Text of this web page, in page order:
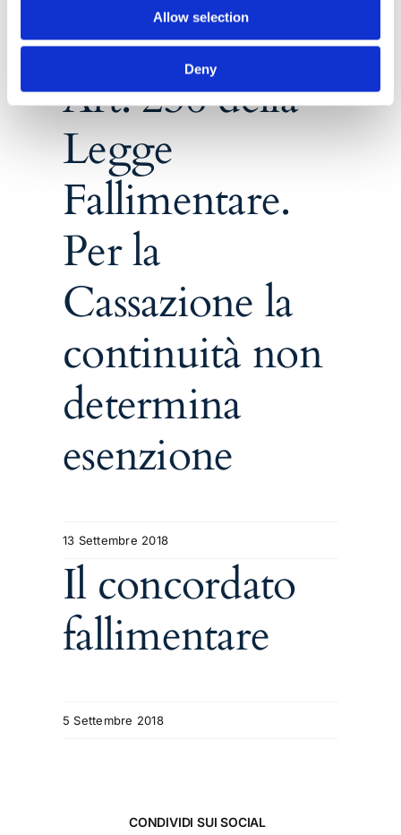
Allow selection
Deny
Art. 236 della
Legge
Fallimentare.
Per la
Cassazione la
continuità non
determina
esenzione
13 Settembre 2018
Il concordato
fallimentare
5 Settembre 2018
CONDIVIDI SUI SOCIAL